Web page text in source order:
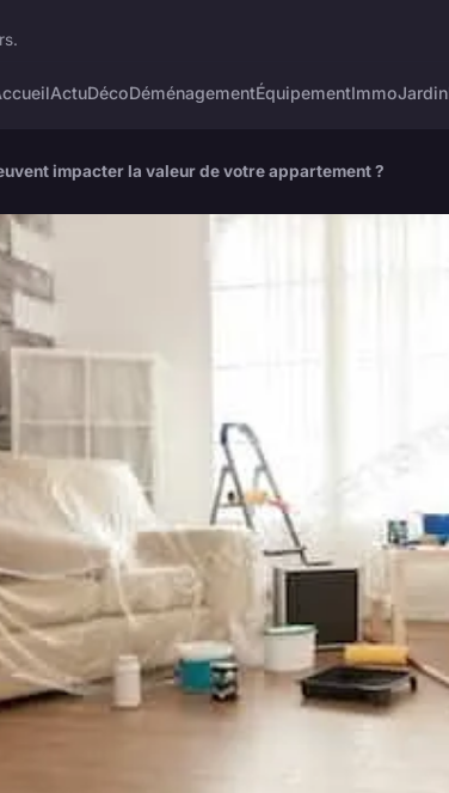
ActuDécoDéménagementÉquipementImmoJardin
impacter la valeur de votre appartement ?